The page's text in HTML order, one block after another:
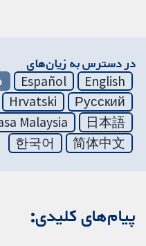
در دسترس به زیان‌های
English
Español
Русский
Hrvatski
日本語
Malaysia
简体中文
한국어
پیام‌های کلیدی: